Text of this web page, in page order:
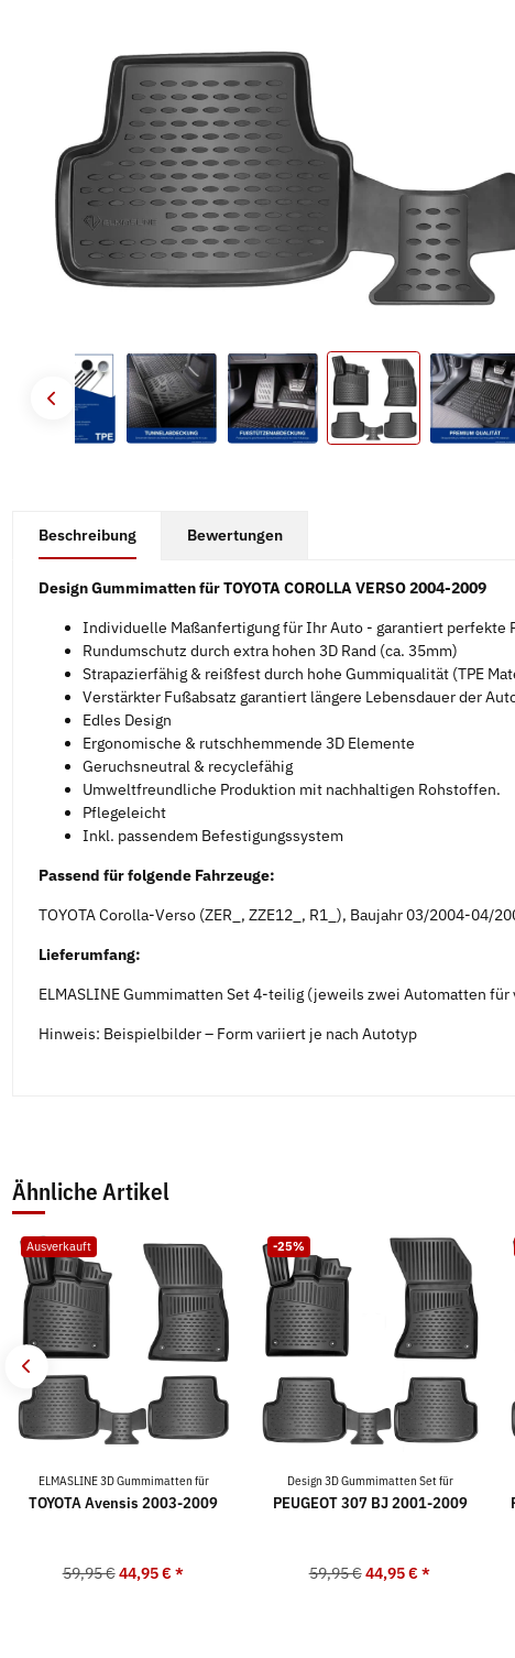
Beschreibung Bewertungen
Design Gummimatten für TOYOTA COROLLA VERSO 2004-2009
Individuelle Maßanfertigung für Ihr Auto - garantiert perfekte
Rundumschutz durch extra hohen 3D Rand (ca. 35mm)
Strapazierfähig & reißfest durch hohe Gummiqualität (TPE
Verstärkter Fußabsatz garantiert längere Lebensdauer der
Edles Design
Ergonomische & rutschhemmende 3D Elemente
Geruchsneutral & recyclefähig
Umweltfreundliche Produktion mit nachhaltigen Rohstoffen.
Pflegeleicht
Inkl. passendem Befestigungssystem
Passend für folgende Fahrzeuge:
TOYOTA Corolla-Verso (ZER_, ZZE12_, R1_), Baujahr 03/2004-04/
Lieferumfang:
ELMASLINE Gummimatten Set 4-teilig (jeweils zwei Automatten für
Hinweis: Beispielbilder – Form variiert je nach Autotyp
Ähnliche Artikel
Ausverkauft
ELMASLINE 3D Gummimatten für
TOYOTA Avensis 2003-2009
59,95 € 44,95 €*
-25%
Design 3D Gummimatten Set für
PEUGEOT 307 BJ 2001-2009
59,95 € 44,95 €*